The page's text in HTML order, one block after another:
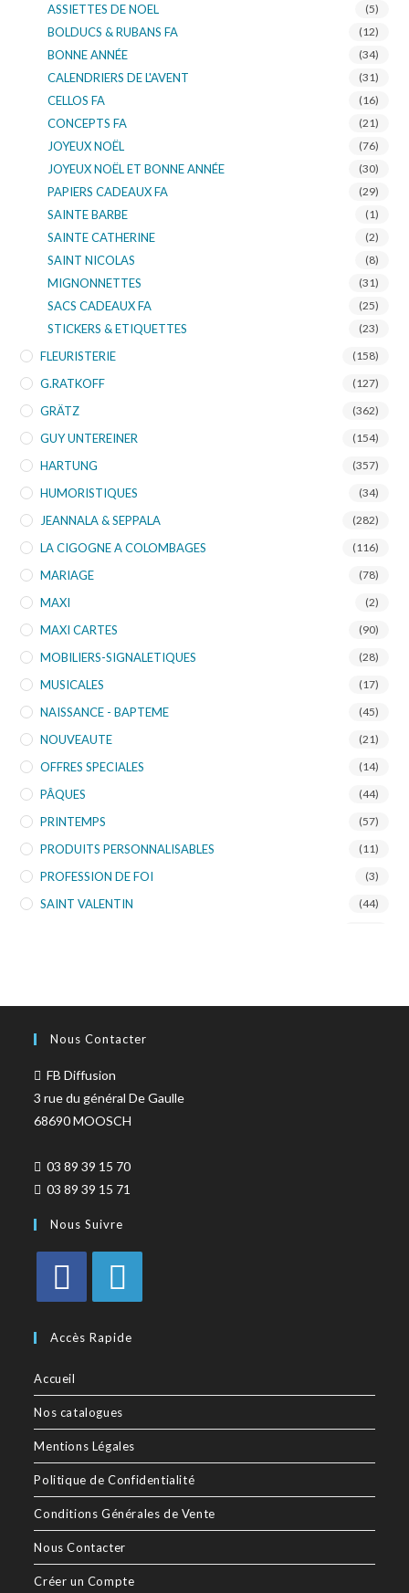
ASSIETTES DE NOEL (5)
BOLDUCS & RUBANS FA (12)
BONNE ANNÉE (34)
CALENDRIERS DE L'AVENT (31)
CELLOS FA (16)
CONCEPTS FA (21)
JOYEUX NOËL (76)
JOYEUX NOËL ET BONNE ANNÉE (30)
PAPIERS CADEAUX FA (29)
SAINTE BARBE (1)
SAINTE CATHERINE (2)
SAINT NICOLAS (8)
MIGNONNETTES (31)
SACS CADEAUX FA (25)
STICKERS & ETIQUETTES (23)
FLEURISTERIE (158)
G.RATKOFF (127)
GRÄTZ (362)
GUY UNTEREINER (154)
HARTUNG (357)
HUMORISTIQUES (34)
JEANNALA & SEPPALA (282)
LA CIGOGNE A COLOMBAGES (116)
MARIAGE (78)
MAXI (2)
MAXI CARTES (90)
MOBILIERS-SIGNALETIQUES (28)
MUSICALES (17)
NAISSANCE - BAPTEME (45)
NOUVEAUTE (21)
OFFRES SPECIALES (14)
PÂQUES (44)
PRINTEMPS (57)
PRODUITS PERSONNALISABLES (11)
PROFESSION DE FOI (3)
SAINT VALENTIN (44)
Nous Contacter
FB Diffusion
3 rue du général De Gaulle
68690 MOOSCH
03 89 39 15 70
03 89 39 15 71
Nous Suivre
Accès Rapide
Accueil
Nos catalogues
Mentions Légales
Politique de Confidentialité
Conditions Générales de Vente
Nous Contacter
Créer un Compte